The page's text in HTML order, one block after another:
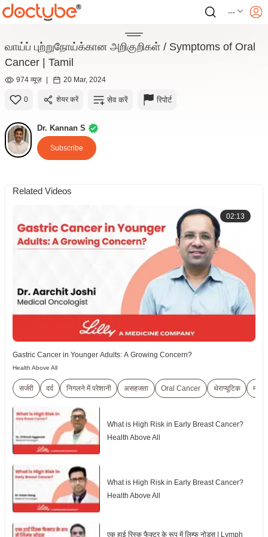
---
வாய்ப் புற்றுநோய்க்கான அறிகுறிகள் / Symptoms of Oral
Cancer | Tamil
974 व्यूज़ | 20 Mar, 2024
0 शेयर करें सेव करें रिपोर्ट
Dr. Kannan S
Subscribe
Related Videos
02:13
Gastric Cancer in Younger Adults: A Growing Concern?
Health Above All
सर्जरी दर्द निगलने में परेशानी असहजता Oral Cancer थेराप्यूटिक
What is High Risk in Early Breast Cancer?
Health Above All
What is High Risk in Early Breast Cancer?
Health Above All
एक हाई रिस्क फैक्टर के रूप में लिम्फ नोड्स | Lymph